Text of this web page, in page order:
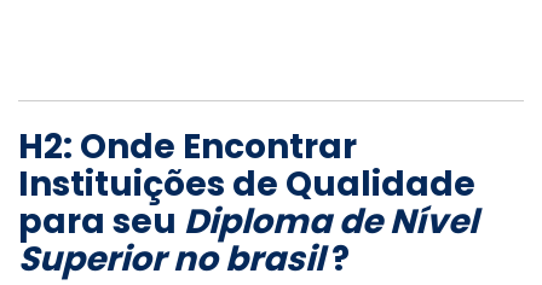
H2: Onde Encontrar
Instituições de Qualidade
para seu Diploma de Nível
Superior no brasil?